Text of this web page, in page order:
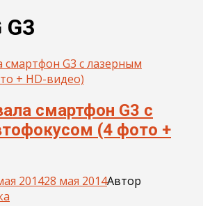
G3
смартфон G3 с
(4 фото +
201428 мая 2014Автор